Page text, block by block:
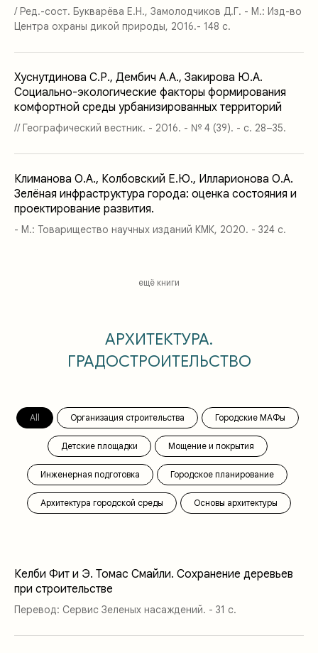
/ Ред.-сост. Букварёва Е.Н., Замолодчиков Д.Г. - М.: Изд-во
Центра охраны дикой природы, 2016.- 148 с.
Хуснутдинова С.Р., Дембич А.А., Закирова Ю.А.
Социально-экологические факторы формирования
комфортной среды урбанизированных территорий
// Географический вестник. - 2016. - № 4 (39). - с. 28–35.
Климанова О.А., Колбовский Е.Ю., Илларионова О.А.
Зелёная инфраструктура города: оценка состояния и
проектирование развития.
- М.: Товарищество научных изданий КМК, 2020. - 324 с.
ещё книги
АРХИТЕКТУРА.
ГРАДОСТРОИТЕЛЬСТВО
All Организация строительства Городские МАФы
Детские площадки Мощение и покрытия
Инженерная подготовка Городское планирование
Архитектура городской среды Основы архитектуры
Келби Фит и Э. Томас Смайли. Сохранение деревьев
при строительстве
Перевод: Сервис Зеленых насаждений. - 31 с.